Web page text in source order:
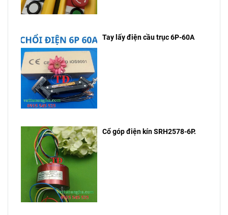
Tay lấy điện cầu trục 6P-60A
Cổ góp điện kín SRH2578-6P.